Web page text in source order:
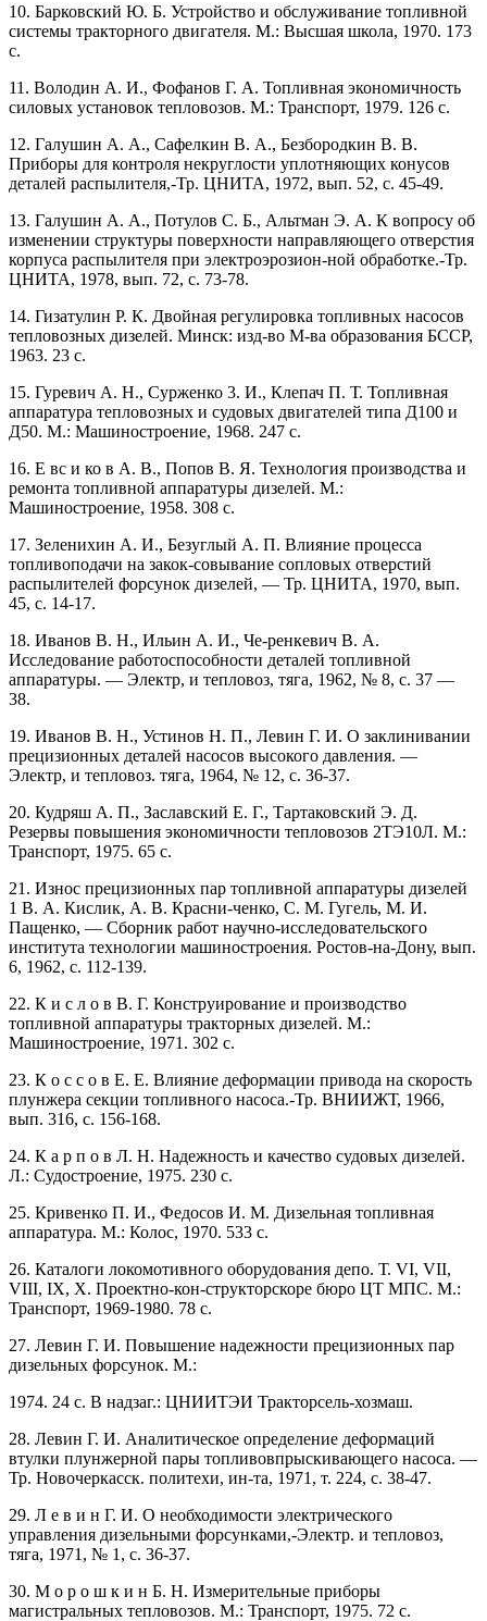
10. Барковский Ю. Б. Устройство и обслуживание топливной
системы тракторного двигателя. М.: Высшая школа, 1970. 173
с.
11. Володин А. И., Фофанов Г. А. Топливная экономичность
силовых установок тепловозов. М.: Транспорт, 1979. 126 с.
12. Галушин А. А., Сафелкин В. А., Безбородкин В. В.
Приборы для контроля некруглости уплотняющих конусов
деталей распылителя,-Тр. ЦНИТА, 1972, вып. 52, с. 45-49.
13. Галушин А. А., Потулов С. Б., Альтман Э. А. К вопросу об
изменении структуры поверхности направляющего отверстия
корпуса распылителя при электроэрозион-ной обработке.-Тр.
ЦНИТА, 1978, вып. 72, с. 73-78.
14. Гизатулин Р. К. Двойная регулировка топливных насосов
тепловозных дизелей. Минск: изд-во М-ва образования БССР,
1963. 23 с.
15. Гуревич А. Н., Сурженко 3. И., Клепач П. Т. Топливная
аппаратура тепловозных и судовых двигателей типа Д100 и
Д50. М.: Машиностроение, 1968. 247 с.
16. Е вс и ко в А. В., Попов В. Я. Технология производства и
ремонта топливной аппаратуры дизелей. М.:
Машиностроение, 1958. 308 с.
17. Зеленихин А. И., Безуглый А. П. Влияние процесса
топливоподачи на закок-совывание сопловых отверстий
распылителей форсунок дизелей, — Тр. ЦНИТА, 1970, вып.
45, с. 14-17.
18. Иванов В. Н., Ильин А. И., Че-ренкевич В. А.
Исследование работоспособности деталей топливной
аппаратуры. — Электр, и тепловоз, тяга, 1962, № 8, с. 37 —
38.
19. Иванов В. Н., Устинов Н. П., Левин Г. И. О заклинивании
прецизионных деталей насосов высокого давления. —
Электр, и тепловоз. тяга, 1964, № 12, с. 36-37.
20. Кудряш А. П., Заславский Е. Г., Тартаковский Э. Д.
Резервы повышения экономичности тепловозов 2ТЭ10Л. М.:
Транспорт, 1975. 65 с.
21. Износ прецизионных пар топливной аппаратуры дизелей
1 В. А. Кислик, А. В. Красни-ченко, С. М. Гугель, М. И.
Пащенко, — Сборник работ научно-исследовательского
института технологии машиностроения. Ростов-на-Дону, вып.
6, 1962, с. 112-139.
22. К и с л о в В. Г. Конструирование и производство
топливной аппаратуры тракторных дизелей. М.:
Машиностроение, 1971. 302 с.
23. К о с с о в Е. Е. Влияние деформации привода на скорость
плунжера секции топливного насоса.-Тр. ВНИИЖТ, 1966,
вып. 316, с. 156-168.
24. К а р п о в Л. Н. Надежность и качество судовых дизелей.
Л.: Судостроение, 1975. 230 с.
25. Кривенко П. И., Федосов И. М. Дизельная топливная
аппаратура. М.: Колос, 1970. 533 с.
26. Каталоги локомотивного оборудования депо. Т. VI, VII,
VIII, IX, X. Проектно-кон-структорскоре бюро ЦТ МПС. М.:
Транспорт, 1969-1980. 78 с.
27. Левин Г. И. Повышение надежности прецизионных пар
дизельных форсунок. М.:
1974. 24 с. В надзаг.: ЦНИИТЭИ Тракторсель-хозмаш.
28. Левин Г. И. Аналитическое определение деформаций
втулки плунжерной пары топливовпрыскивающего насоса. —
Тр. Новочеркасск. политехи, ин-та, 1971, т. 224, с. 38-47.
29. Л е в и н Г. И. О необходимости электрического
управления дизельными форсунками,-Электр. и тепловоз,
тяга, 1971, № 1, с. 36-37.
30. М о р о ш к и н Б. Н. Измерительные приборы
магистральных тепловозов. М.: Транспорт, 1975. 72 с.